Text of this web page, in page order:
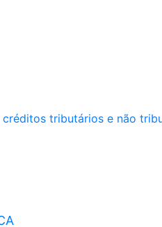
tributários e não